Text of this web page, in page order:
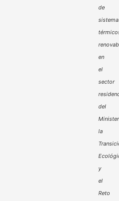
de
en
el
sector
del
la
y
el
Reto